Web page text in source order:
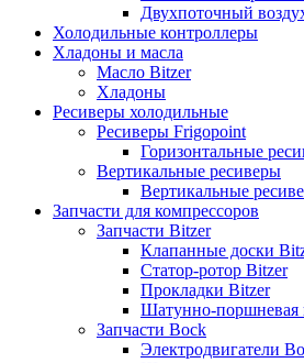
Двухпоточный
Холодильные контроллеры
Хладоны и масла
Масло Bitzer
Хладоны
Ресиверы холодильные
Ресиверы Frigopoint
Горизонтальные
Вертикальные ресиверы
Вертикальные
Запчасти для компрессоров
Запчасти Bitzer
Клапанные доски
Статор-ротор Bitzer
Прокладки Bitzer
Шатунно-поршневая
Запчасти Bock
Электродвигатели